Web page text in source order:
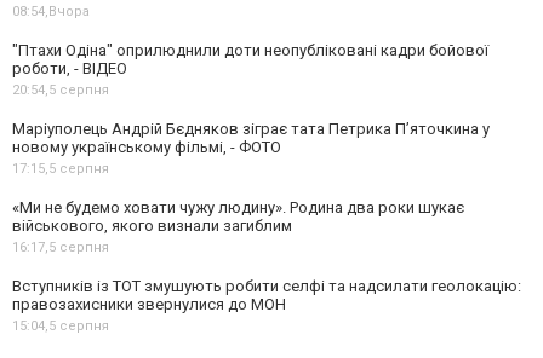
08:54,Вчора
"Птахи Одіна" оприлюднили доти неопубліковані кадри бойової
роботи, - ВІДЕО
20:54,5 серпня
Маріуполець Андрій Бєдняков зіграє тата Петрика П’яточкина у
новому українському фільмі, - ФОТО
17:15,5 серпня
«Ми не будемо ховати чужу людину». Родина два роки шукає
військового, якого визнали загиблим
16:17,5 серпня
Вступників із ТОТ змушують робити селфі та надсилати геолокацію:
правозахисники звернулися до МОН
15:04,5 серпня